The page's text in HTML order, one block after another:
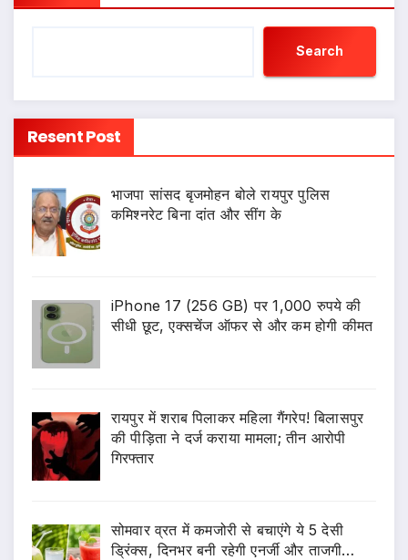
Search
Resent Post
भाजपा सांसद बृजमोहन बोले रायपुर पुलिस
कमिश्नरेट बिना दांत और सींग के
iPhone 17 (256 GB) पर 1,000 रुपये की
सीधी छूट, एक्सचेंज ऑफर से और कम होगी कीमत
रायपुर में शराब पिलाकर महिला गैंगरेप! बिलासपुर
की पीड़िता ने दर्ज कराया मामला; तीन आरोपी
गिरफ्तार
सोमवार व्रत में कमजोरी से बचाएंगे ये 5 देसी
ड्रिंक्स, दिनभर बनी रहेगी एनर्जी और ताजगी…